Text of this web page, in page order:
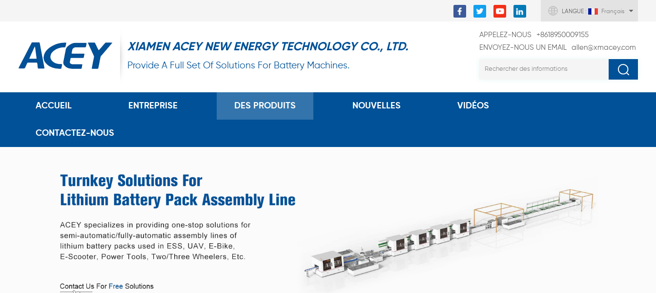
LANGUE : Français
XIAMEN ACEY NEW ENERGY TECHNOLOGY CO., LTD.
Provide A Full Set Of Solutions For Battery Machines.
APPELEZ-NOUS
+8618950009155
ENVOYEZ-NOUS UN EMAIL
allen@xmacey.com
ACCUEIL ENTREPRISE DES PRODUITS NOUVELLES VIDÉOS
CONTACTEZ-NOUS